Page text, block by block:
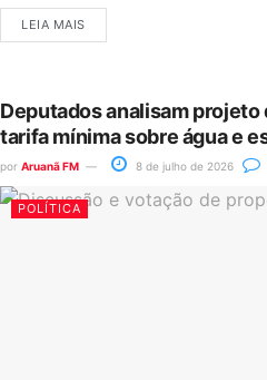
LEIA MAIS
Deputados analisam
tarifa mínima sobre água e
por Aruanã FM 8 de julho de 2026
POLÍTICA